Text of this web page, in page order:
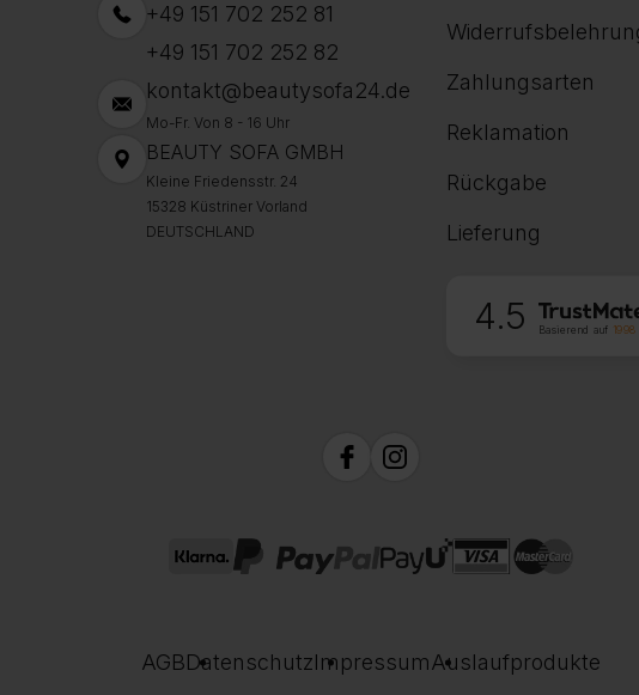
+49 151 702 252 81
+49 151 702 252 82
kontakt@beautysofa24.de
Mo-Fr. Von 8 - 16 Uhr
BEAUTY SOFA GMBH
Kleine Friedensstr. 24
15328 Küstriner Vorland
DEUTSCHLAND
Zahlungsarten
Reklamation
Rückgabe
Lieferung
4.5 Basierend auf 1998
AGBDatenschutzImpressumAuslaufprodukte